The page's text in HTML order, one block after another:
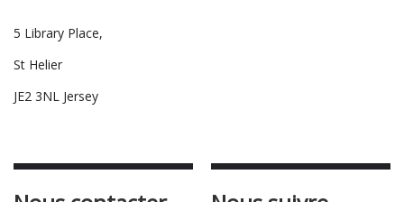
5 Library Place,
St Helier
JE2 3NL Jersey